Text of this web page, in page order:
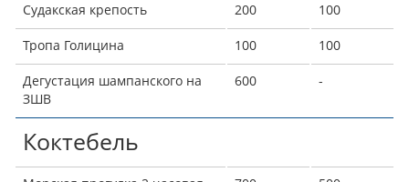
Судакская крепость 200 100
Тропа Голицина 100 100
Дегустация шампанского на
ЗШВ
600 -
Коктебель